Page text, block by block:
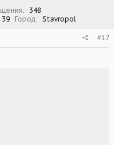
348
39 Город Stavropol
#17